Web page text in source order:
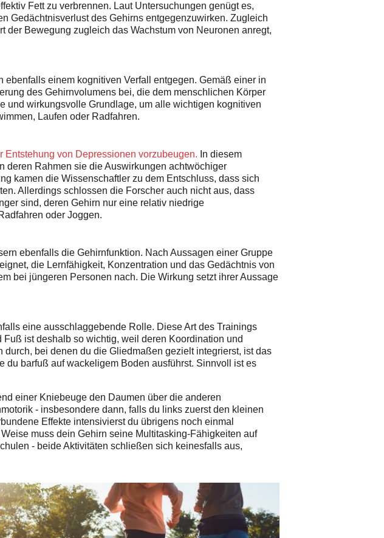
Fett zu verbrennen. Laut Untersuchungen genügt es,
Gedächtnisverlust des Gehirns entgegenzuwirken. Zugleich
der Bewegung zugleich das Wachstum von Neuronen anregt,
einem kognitiven Verfall entgegen. Gemäß einer in
des Gehirnvolumens bei, die dem menschlichen Körper
und wirkungsvolle Grundlage, um alle wichtigen kognitiven
Laufen oder Radfahren.
von Depressionen vorzubeugen. In diesem
deren Rahmen sie die Auswirkungen achtwöchiger
kamen die Wissenschaftler zu dem Entschluss, dass sich
Allerdings schlossen die Forscher auch nicht aus, dass
sind, deren Gehirn nur eine relativ niedrige
oder Joggen.
ebenfalls die Gehirnfunktion. Nach Aussagen einer Gruppe
die Lernfähigkeit, Konzentration und das Gedächtnis von
bei jüngeren Personen nach. Die Wirkung setzt ihrer Aussage
eine ausschlaggebende Rolle. Diese Art des Trainings
ist deshalb so wichtig, weil deren Koordination und
bei denen du die Gliedmaßen gezielt integrierst, ist das
du barfuß auf wackeligem Boden ausführst. Sinnvoll ist es
einer Kniebeuge den Daumen über die anderen
- insbesondere dann, falls du links zuerst den kleinen
Effekte intensivierst du übrigens noch einmal
muss dein Gehirn seine Multitasking-Fähigkeiten auf
- beide Aktivitäten schließen sich keinesfalls aus,